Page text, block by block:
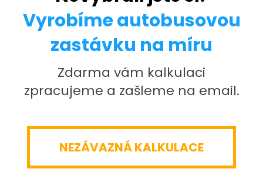
Vyrobíme autobusovou
zastávku na míru
Zdarma vám kalkulaci
zpracujeme a zašleme na email.
NEZÁVAZNÁ KALKULACE